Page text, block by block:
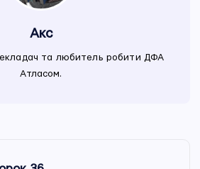
Акс
та любитель робити ДФА
Атласом.